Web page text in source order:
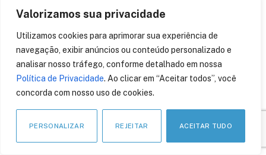
Valorizamos sua privacidade
Utilizamos cookies para aprimorar sua experiência de
navegação, exibir anúncios ou conteúdo personalizado e
analisar nosso tráfego, conforme detalhado em nossa
Política de Privacidade. Ao clicar em “Aceitar todos”, você
concorda com nosso uso de cookies.
PERSONALIZAR REJEITAR ACEITAR TUDO
o investimento bilionário em
verdadeira era da inteligência
artificial
7 de agosto de 2026
III Congresso FENACON coloca Split
Payment, Reforma Tributária e IA no
7 de agosto de 2026